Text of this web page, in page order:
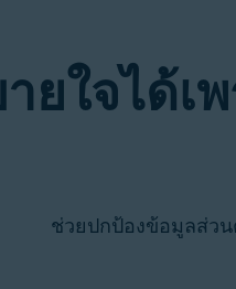
รับตอนนี้
ยใจได้เ
ช่วยปกป้องข้อมูลส่ว